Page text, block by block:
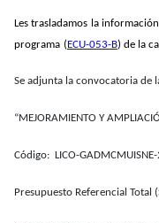
Les trasladamos la
programa ( ECU-053-B) de la
Se adjunta la convocatoria de
“MEJORAMIENTO Y
Código: LICO-
Presupuesto Referencial